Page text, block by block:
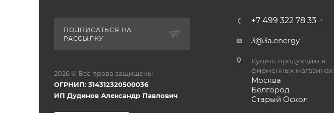
ПОДПИСАТЬСЯ НА
РАССЫЛКУ
2026 © Все права защищены.
ОГРНИП: 314312320500036
ИП Дудинов Александр Павлович
+7 499 322 78 33
3@3a.energy
Купить продукцию в
фирменных магазинах:
Москва
Белгород
Старый Оскол